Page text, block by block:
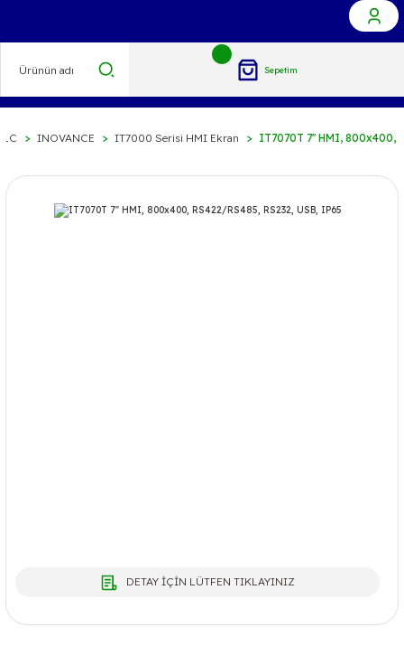
Sepetim
INOVANCE IT7000 Serisi HMI Ekran IT7070T 7'' HMI, 800x400,
DETAY İÇİN LÜTFEN TIKLAYINIZ